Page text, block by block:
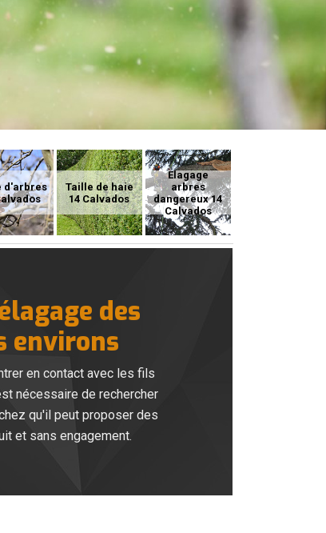
d'arbres
Taille de haie
14 Calvados
Elagage
arbres
dangereux 14
Calvados
des
environs
en contact avec les fils
nécessaire de rechercher
qu'il peut proposer des
et sans engagement.